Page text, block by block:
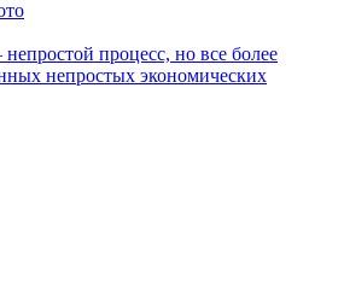
процесс, но все более
непростых экономических